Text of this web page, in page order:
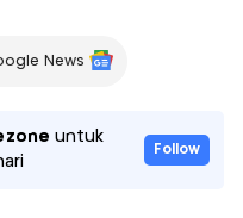
News
untuk
Follow